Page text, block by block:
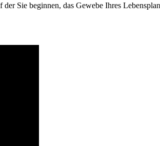
Sie beginnen, das Gewebe Ihres